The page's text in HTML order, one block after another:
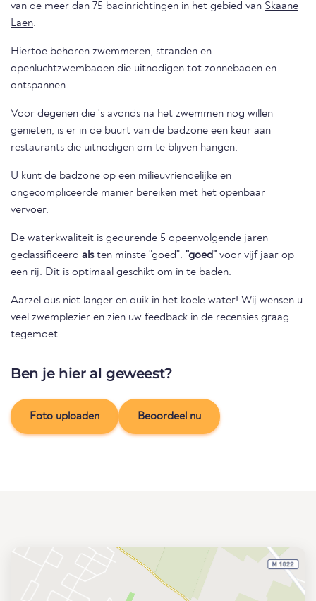
van de meer dan 75 badinrichtingen in het gebied van Skaane
Laen.
Hiertoe behoren zwemmeren, stranden en
openluchtzwembaden die uitnodigen tot zonnebaden en
ontspannen.
Voor degenen die 's avonds na het zwemmen nog willen
genieten, is er in de buurt van de badzone een keur aan
restaurants die uitnodigen om te blijven hangen.
U kunt de badzone op een milieuvriendelijke en
ongecompliceerde manier bereiken met het openbaar
vervoer.
De waterkwaliteit is gedurende 5 opeenvolgende jaren
geclassificeerd alsten minste "goed". "goed" voor vijf jaar op
een rij. Dit is optimaal geschikt om in te baden.
Aarzel dus niet langer en duik in het koele water! Wij wensen u
veel zwemplezier en zien uw feedback in de recensies graag
tegemoet.
Ben je hier al geweest?
Foto uploaden Beoordeel nu